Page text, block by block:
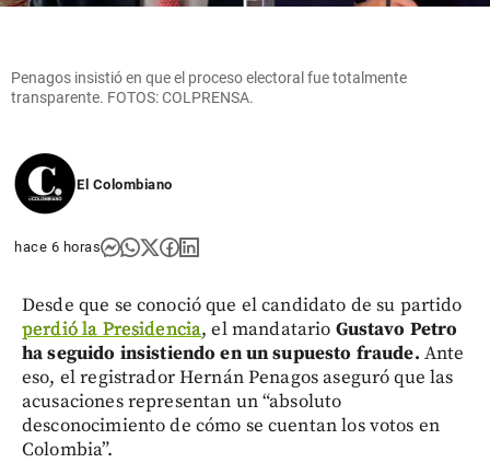
Penagos insistió en que el proceso electoral fue totalmente
transparente. FOTOS: COLPRENSA.
El Colombiano
hace 6 horas
Desde que se conoció que el candidato de su partido
perdió la Presidencia, el mandatario Gustavo Petro
ha seguido insistiendo en un supuesto fraude. Ante
eso, el registrador Hernán Penagos aseguró que las
acusaciones representan un “absoluto
desconocimiento de cómo se cuentan los votos en
Colombia”.